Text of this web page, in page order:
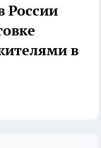
России
в